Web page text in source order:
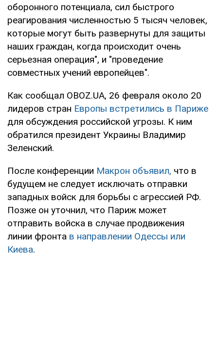
оборонного потенциала, сил быстрого
реагирования численностью 5 тысяч человек,
которые могут быть развернуты для защиты
наших граждан, когда происходит очень
серьезная операция", и "проведение
совместных учений европейцев".
Как сообщал OBOZ.UA, 26 февраля около 20
лидеров стран Европы встретились в Париже
для обсуждения российской угрозы. К ним
обратился президент Украины Владимир
Зеленский.
После конференции Макрон объявил, что в
будущем не следует исключать отправки
западных войск для борьбы с агрессией РФ.
Позже он уточнил, что Париж может
отправить войска в случае продвижения
линии фронта в направлении Одессы или
Киева.